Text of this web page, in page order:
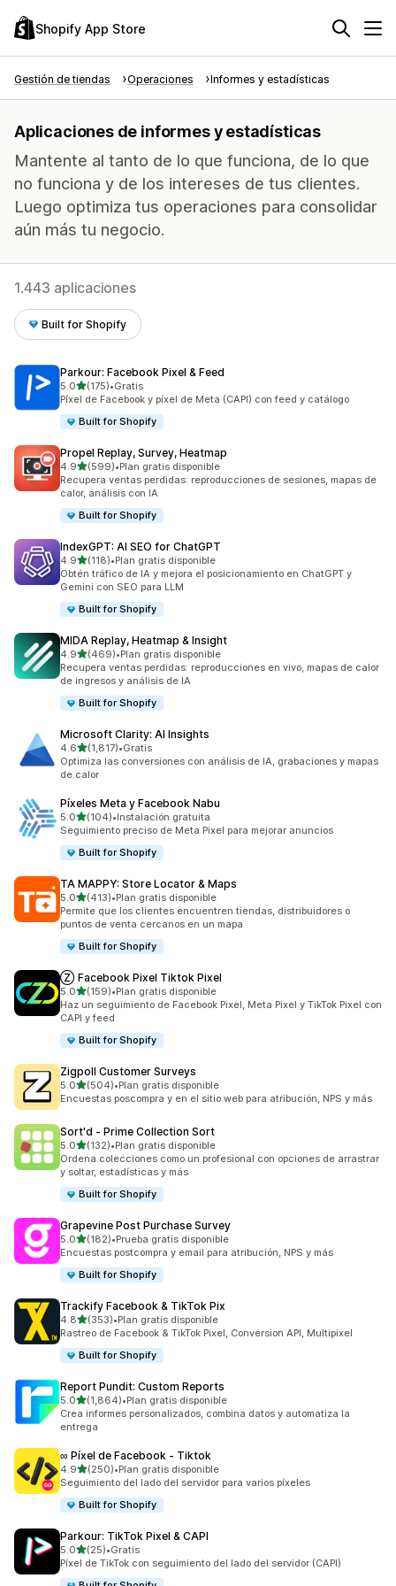
Shopify App Store
Gestión de tiendas Operaciones Informes y estadísticas
Aplicaciones de informes y estadísticas
Mantente al tanto de lo que funciona, de lo que
no funciona y de los intereses de tus clientes.
Luego optimiza tus operaciones para consolidar
aún más tu negocio.
1.443 aplicaciones
Built for Shopify
Parkour: Facebook Pixel & Feed
5.0de 5 estrellas
(175)
175 reseñas en total
•Gratis
Píxel de Facebook y píxel de Meta (CAPI) con feed y catálogo
Built for Shopify
Propel Replay, Survey, Heatmap
4.9de 5 estrellas
(599)
599 reseñas en total
•Plan gratis disponible
Recupera ventas perdidas: reproducciones de sesiones, mapas de
calor, análisis con IA
Built for Shopify
IndexGPT: AI SEO for ChatGPT
4.9de 5 estrellas
(118)
118 reseñas en total
•Plan gratis disponible
Obtén tráfico de IA y mejora el posicionamiento en ChatGPT y
Gemini con SEO para LLM
Built for Shopify
MIDA Replay, Heatmap & Insight
4.9de 5 estrellas
(469)
469 reseñas en total
•Plan gratis disponible
Recupera ventas perdidas: reproducciones en vivo, mapas de calor
de ingresos y análisis de IA
Built for Shopify
Microsoft Clarity: AI Insights
4.6de 5 estrellas
(1,817)
1817 reseñas en total
•Gratis
Optimiza las conversiones con análisis de IA, grabaciones y mapas
de calor
Píxeles Meta y Facebook Nabu
5.0de 5 estrellas
(104)
104 reseñas en total
•Instalación gratuita
Seguimiento preciso de Meta Pixel para mejorar anuncios
Built for Shopify
TA MAPPY: Store Locator & Maps
5.0de 5 estrellas
(413)
413 reseñas en total
•Plan gratis disponible
Permite que los clientes encuentren tiendas, distribuidores o
puntos de venta cercanos en un mapa
Built for Shopify
Ⓩ Facebook Pixel Tiktok Pixel
5.0de 5 estrellas
(159)
159 reseñas en total
•Plan gratis disponible
Haz un seguimiento de Facebook Pixel, Meta Pixel y TikTok Pixel con
CAPI y feed
Built for Shopify
Zigpoll Customer Surveys
5.0de 5 estrellas
(504)
504 reseñas en total
•Plan gratis disponible
Encuestas poscompra y en el sitio web para atribución, NPS y más
Sort'd ‑ Prime Collection Sort
5.0de 5 estrellas
(132)
132 reseñas en total
•Plan gratis disponible
Ordena colecciones como un profesional con opciones de arrastrar
y soltar, estadísticas y más
Built for Shopify
Grapevine Post Purchase Survey
5.0de 5 estrellas
(182)
182 reseñas en total
•Prueba gratis disponible
Encuestas postcompra y email para atribución, NPS y más
Built for Shopify
Trackify Facebook & TikTok Pix
4.8de 5 estrellas
(353)
353 reseñas en total
•Plan gratis disponible
Rastreo de Facebook & TikTok Pixel, Conversion API, Multipixel
Built for Shopify
Report Pundit: Custom Reports
5.0de 5 estrellas
(1,864)
1864 reseñas en total
•Plan gratis disponible
Crea informes personalizados, combina datos y automatiza la
entrega
∞ Píxel de Facebook ‑ Tiktok
4.9de 5 estrellas
(250)
250 reseñas en total
•Plan gratis disponible
Seguimiento del lado del servidor para varios píxeles
Built for Shopify
Parkour: TikTok Pixel & CAPI
5.0de 5 estrellas
(25)
25 reseñas en total
•Gratis
Píxel de TikTok con seguimiento del lado del servidor (CAPI)